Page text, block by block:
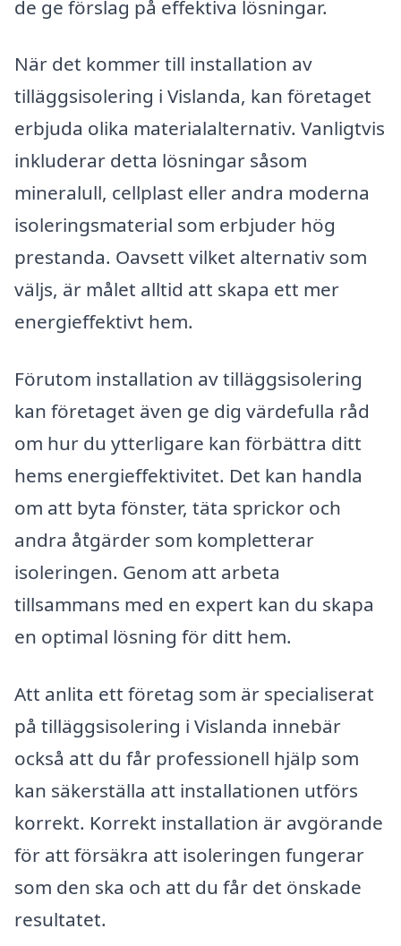
de ge förslag på effektiva lösningar.
När det kommer till installation av
tilläggsisolering i Vislanda, kan företaget
erbjuda olika materialalternativ. Vanligtvis
inkluderar detta lösningar såsom
mineralull, cellplast eller andra moderna
isoleringsmaterial som erbjuder hög
prestanda. Oavsett vilket alternativ som
väljs, är målet alltid att skapa ett mer
energieffektivt hem.
Förutom installation av tilläggsisolering
kan företaget även ge dig värdefulla råd
om hur du ytterligare kan förbättra ditt
hems energieffektivitet. Det kan handla
om att byta fönster, täta sprickor och
andra åtgärder som kompletterar
isoleringen. Genom att arbeta
tillsammans med en expert kan du skapa
en optimal lösning för ditt hem.
Att anlita ett företag som är specialiserat
på tilläggsisolering i Vislanda innebär
också att du får professionell hjälp som
kan säkerställa att installationen utförs
korrekt. Korrekt installation är avgörande
för att försäkra att isoleringen fungerar
som den ska och att du får det önskade
resultatet.